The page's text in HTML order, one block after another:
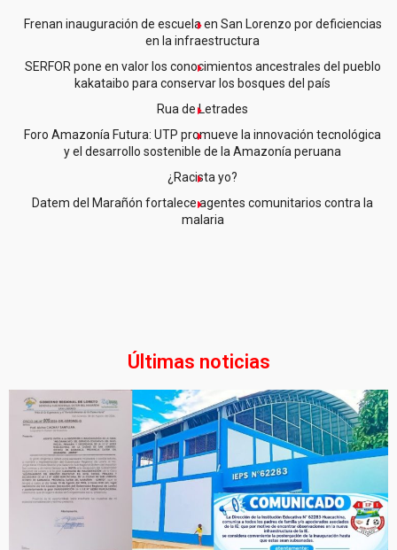
Frenan inauguración de escuela en San Lorenzo por deficiencias
en la infraestructura
SERFOR pone en valor los conocimientos ancestrales del pueblo
kakataibo para conservar los bosques del país
Rua de Letrades
Foro Amazonía Futura: UTP promueve la innovación tecnológica
y el desarrollo sostenible de la Amazonía peruana
¿Racista yo?
Datem del Marañón fortalece agentes comunitarios contra la
malaria
Últimas noticias